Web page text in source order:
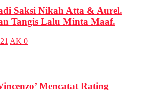
Saksi Nikah Atta & Aurel.
Tangis Lalu Minta Maaf.
AK 0
Mencatat Rating